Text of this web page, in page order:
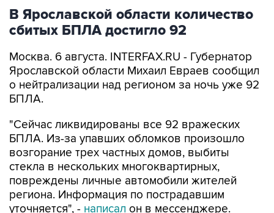
В Ярославской области количество
сбитых БПЛА достигло 92
Москва. 6 августа. INTERFAX.RU - Губернатор
Ярославской области Михаил Евраев сообщил
о нейтрализации над регионом за ночь уже 92
БПЛА.
"Сейчас ликвидированы все 92 вражеских
БПЛА. Из-за упавших обломков произошло
возгорание трех частных домов, выбиты
стекла в нескольких многоквартирных,
повреждены личные автомобили жителей
региона. Информация по пострадавшим
уточняется", - написал он в мессенджере.